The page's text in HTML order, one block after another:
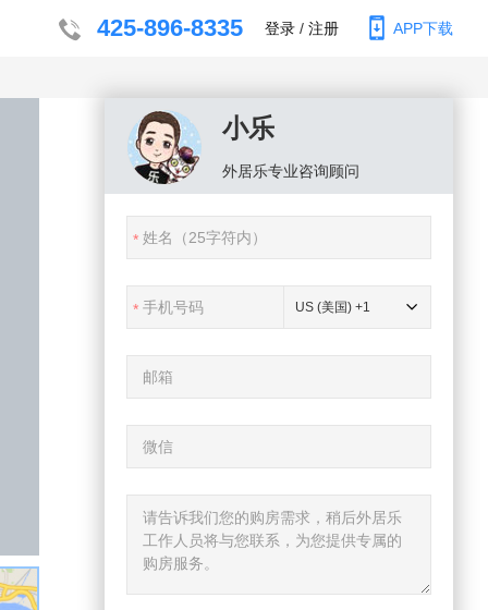
425-896-8335 登录 / 注册 APP下载
小乐
外居乐专业咨询顾问
US (美国) +1